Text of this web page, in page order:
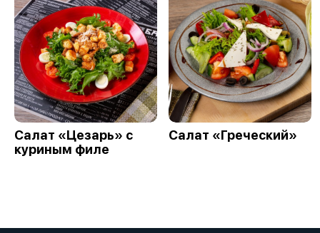
Салат «Цезарь» с
куриным филе
Салат «Греческий»